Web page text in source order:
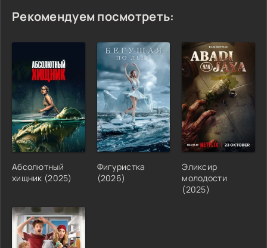
Рекомендуем посмотреть:
Абсолютный
хищник (2025)
Фигуристка
(2026)
Эликсир
молодости
(2025)